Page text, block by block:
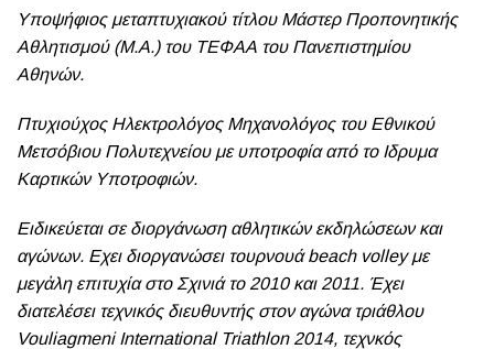
Υποψήφιος μεταπτυχιακού τίτλου Μάστερ Προπονητικής
Αθλητισμού (Μ.Α.) του ΤΕΦΑΑ του Πανεπιστημίου
Αθηνών.
Πτυχιούχος Ηλεκτρολόγος Μηχανολόγος του Εθνικού
Μετσόβιου Πολυτεχνείου με υποτροφία από το Ιδρυμα
Καρτικών Υποτροφιών.
Ειδικεύεται σε διοργάνωση αθλητικών εκδηλώσεων και
αγώνων. Εχει διοργανώσει τουρνουά beach volley με
μεγἀλη επιτυχία στο Σχινιά το 2010 και 2011. Έχει
διατελέσει τεχνικός διευθυντής στον αγώνα τριάθλου
Vouliagmeni International Triathlon 2014, τεχνκός